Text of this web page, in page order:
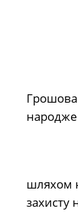
Грошова
шляхом
захисту